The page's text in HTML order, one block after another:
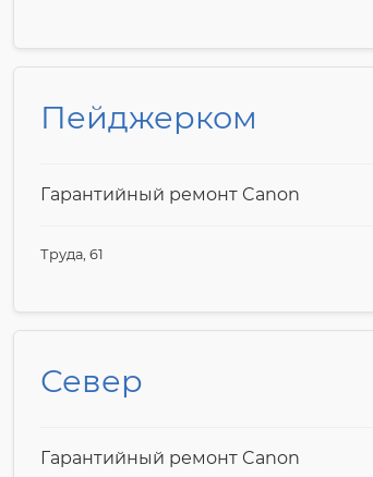
Пейджерком
Гарантийный ремонт Canon
Труда, 61
Север
Гарантийный ремонт Canon